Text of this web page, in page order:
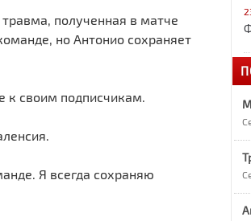
полученная в матче
но Антонио сохраняет
к своим подписчикам.
Я всегда сохраняю